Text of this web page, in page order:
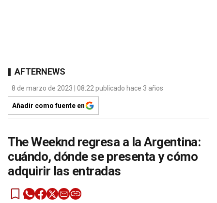
AFTERNEWS
8 de marzo de 2023 | 08:22 publicado hace 3 años
Añadir como fuente en
The Weeknd regresa a la Argentina:
cuándo, dónde se presenta y cómo
adquirir las entradas